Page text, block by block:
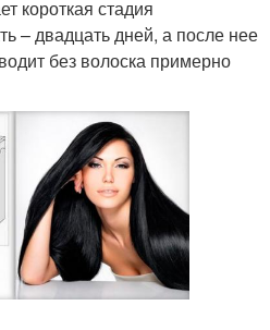
короткая стадия
– двадцать дней, а после нее
без волоска примерно